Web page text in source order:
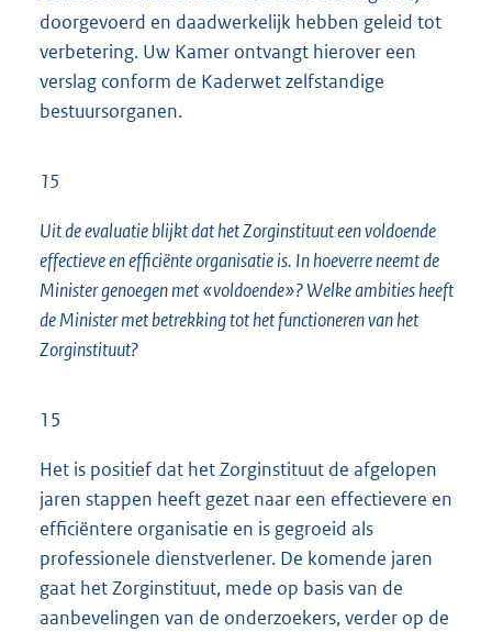
doorgevoerd en daadwerkelijk hebben geleid tot
verbetering. Uw Kamer ontvangt hierover een
verslag conform de Kaderwet zelfstandige
bestuursorganen.
15
Uit de evaluatie blijkt dat het Zorginstituut een voldoende
effectieve en efficiënte organisatie is. In hoeverre neemt de
Minister genoegen met «voldoende»? Welke ambities heeft
de Minister met betrekking tot het functioneren van het
Zorginstituut?
15
Het is positief dat het Zorginstituut de afgelopen
jaren stappen heeft gezet naar een effectievere en
efficiëntere organisatie en is gegroeid als
professionele dienstverlener. De komende jaren
gaat het Zorginstituut, mede op basis van de
aanbevelingen van de onderzoekers, verder op de